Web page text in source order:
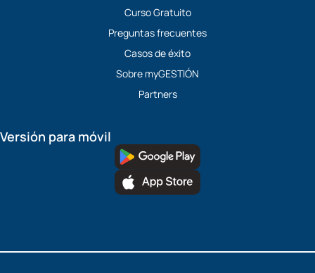
Curso Gratuito
Preguntas frecuentes
Casos de éxito
Sobre myGESTIÓN
Partners
Versión para móvil